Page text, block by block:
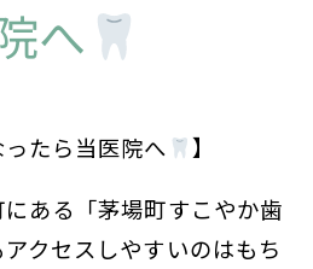
へ
ったら当医院へ
】
ある「茅場町すこやか歯
クセスしやすいのはもち